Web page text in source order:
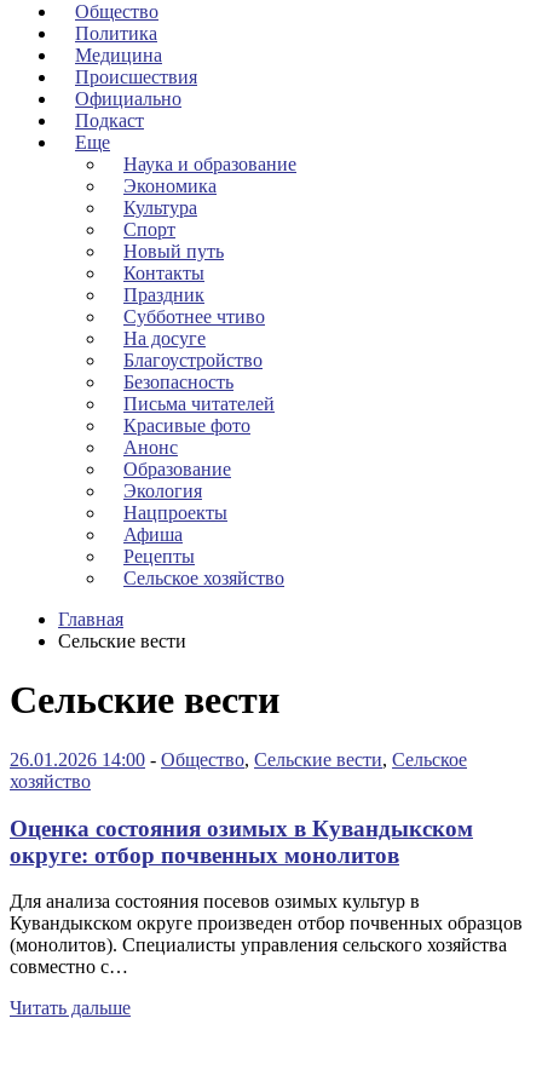
Общество
Политика
Медицина
Происшествия
Официально
Подкаст
Еще
Наука и образование
Экономика
Культура
Спорт
Новый путь
Контакты
Праздник
Субботнее чтиво
На досуге
Благоустройство
Безопасность
Письма читателей
Красивые фото
Анонс
Образование
Экология
Нацпроекты
Афиша
Рецепты
Сельское хозяйство
Главная
Сельские вести
Сельские вести
26.01.2026 14:00 - Общество, Сельские вести, Сельское
хозяйство
Оценка состояния озимых в Кувандыкском
округе: отбор почвенных монолитов
Для анализа состояния посевов озимых культур в
Кувандыкском округе произведен отбор почвенных образцов
(монолитов). Специалисты управления сельского хозяйства
совместно с…
Читать дальше